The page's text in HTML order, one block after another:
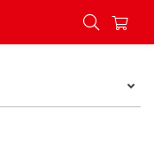
- Konzum